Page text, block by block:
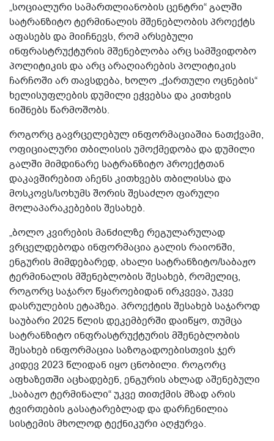
„სოციალური სამართლიანობის ცენტრი“ გალში
სატრანზიტო ტერმინალის მშენებლობის პროექტს
აფასებს და მიიჩნევს, რომ არსებული
ინფრასტრუქტურის მშენებლობა არც სამშვიდობო
პოლიტიკის და არც არაღიარების პოლიტიკის
ჩარჩოში არ თავსდება, ხოლო „ქართული ოცნების“
ხელისუფლების დუმილი ეჭვებსა და კითხვის
ნიშნებს წარმოშობს.
როგორც გავრცელებულ ინფორმაციაშია ნათქვამი,
ოფიციალური თბილისის უმოქმედობა და დუმილი
გალში მიმდინარე სატრანზიტო პროექტთან
დაკავშირებით აჩენს კითხვებს თბილისსა და
მოსკოვს/სოხუმს შორის შესაძლო ფარული
მოლაპარაკებების შესახებ.
„ბოლო კვირების მანძილზე რეგულარულად
ვრცელდებოდა ინფორმაცია გალის რაიონში,
ენგურის მიმდებარედ, ახალი სატრანზიტო/საბაჟო
ტერმინალის მშენებლობის შესახებ, რომელიც,
როგორც საჯარო წყაროებიდან ირკვევა, უკვე
დასრულების ეტაპზეა. პროექტის შესახებ საჯაროდ
საუბარი 2025 წლის დეკემბერში დაიწყო, თუმცა
სატრანზიტო ინფრასტრუქტურის მშენებლობის
შესახებ ინფორმაცია საზოგადოებისთვის ჯერ
კიდევ 2023 წლიდან იყო ცნობილი. როგორც
აფხაზეთში აცხადებენ, ენგურის ახლად აშენებული
„საბაჟო ტერმინალი“ უკვე თითქმის მზად არის
ტვირთების გასატარებლად და დარჩენილია
სისტემის მხოლოდ ტექნიკური აღჭურვა.